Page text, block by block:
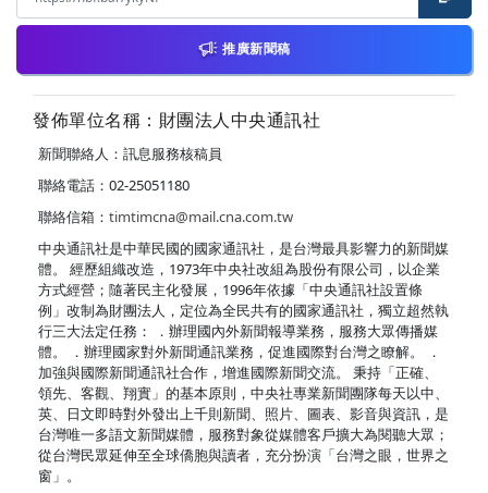
推廣新聞稿
發佈單位名稱：財團法人中央通訊社
新聞聯絡人：訊息服務核稿員
聯絡電話：02-25051180
聯絡信箱： timtimcna@mail.cna.com.tw
中央通訊社是中華民國的國家通訊社，是台灣最具影響力的新聞媒
體。 經歷組織改造，1973年中央社改組為股份有限公司，以企業
方式經營；隨著民主化發展，1996年依據「中央通訊社設置條
例」改制為財團法人，定位為全民共有的國家通訊社，獨立超然執
行三大法定任務： ．辦理國內外新聞報導業務，服務大眾傳播媒
體。 ．辦理國家對外新聞通訊業務，促進國際對台灣之瞭解。 ．
加強與國際新聞通訊社合作，增進國際新聞交流。 秉持「正確、
領先、客觀、翔實」的基本原則，中央社專業新聞團隊每天以中、
英、日文即時對外發出上千則新聞、照片、圖表、影音與資訊，是
台灣唯一多語文新聞媒體，服務對象從媒體客戶擴大為閱聽大眾；
從台灣民眾延伸至全球僑胞與讀者，充分扮演「台灣之眼，世界之
窗」。